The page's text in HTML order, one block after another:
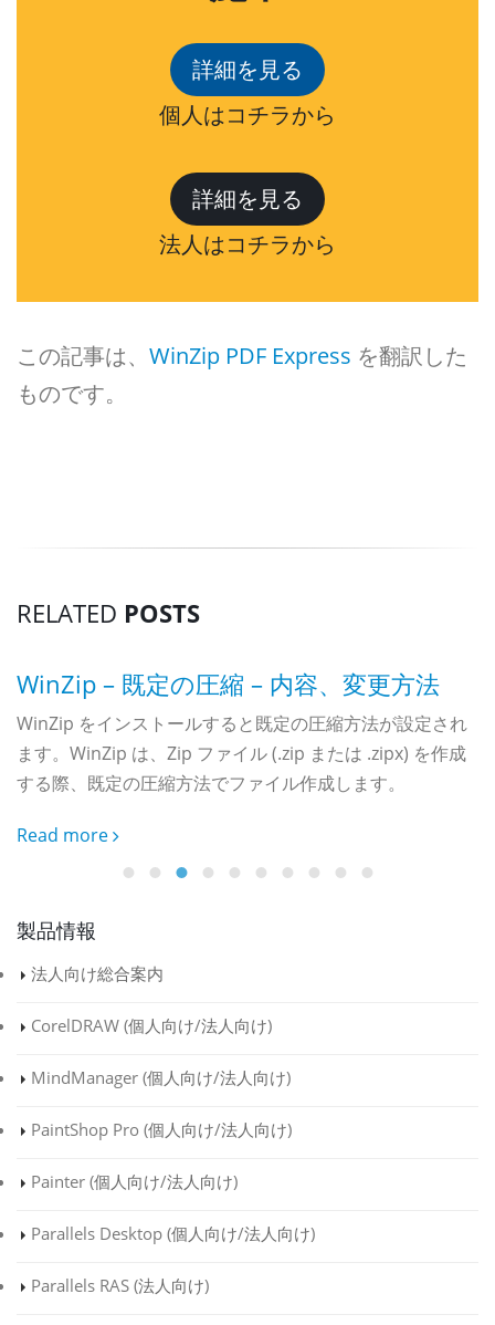
詳細を見る
個人はコチラから
詳細を見る
法人はコチラから
この記事は、 WinZip PDF Express を翻訳した
ものです。
RELATED POSTS
WinZip – 既定の圧縮 – 内容、変更方法
WinZip をインストールすると既定の圧縮方法が設定され
ます。WinZip は、Zip ファイル (.zip または .zipx) を作成
する際、既定の圧縮方法でファイル作成します。
Read more
製品情報
法人向け総合案内
CorelDRAW (個人向け/法人向け)
MindManager (個人向け/法人向け)
PaintShop Pro (個人向け/法人向け)
Painter (個人向け/法人向け)
Parallels Desktop (個人向け/法人向け)
Parallels RAS (法人向け)